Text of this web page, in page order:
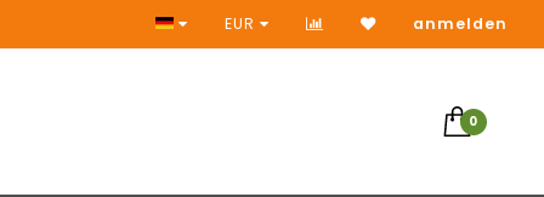
Snelle reacties
EUR anmelden
0